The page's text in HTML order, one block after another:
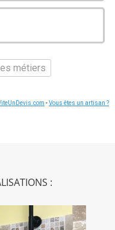
métiers
-Vous êtes un artisan ?
: